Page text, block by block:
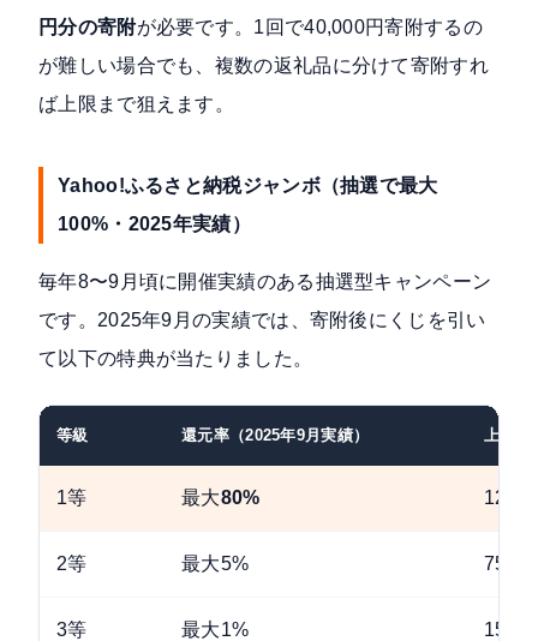
円分の寄附が必要です。1回で40,000円寄附するの
が難しい場合でも、複数の返礼品に分けて寄附すれ
ば上限まで狙えます。
Yahoo!ふるさと納税ジャンボ（抽選で最大
100%・2025年実績）
毎年8〜9月頃に開催実績のある抽選型キャンペーン
です。 2025年9月の実績では、寄附後にくじを引い
て以下の特典が当たりました。
等級 還元率（2025年9月実績） 上限
1等 最大80%
2等 最大5% 750
3等 最大1% 150